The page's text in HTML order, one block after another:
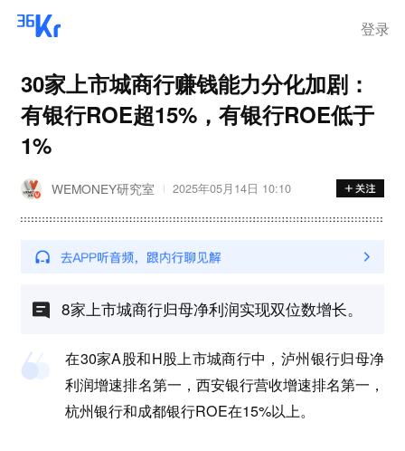
登录
30家上市城商行赚钱能力分化加剧：
有银行ROE超15%，有银行ROE低于
1%
WEMONEY研究室 2025年05月14日 10:10
8家上市城商行归母净利润实现双位数增长。
在30家A股和H股上市城商行中，泸州银行归母净
利润增速排名第一，西安银行营收增速排名第一，
杭州银行和成都银行ROE在15%以上。